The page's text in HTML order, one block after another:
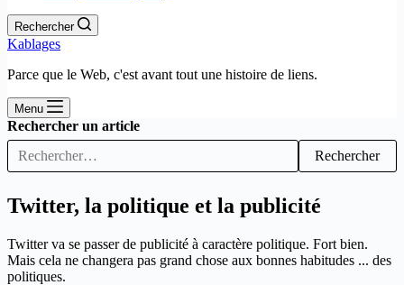
Rechercher
Kablages
Parce que le Web, c'est avant tout une histoire de liens.
Menu
Rechercher un article
Rechercher
Twitter, la politique et la publicité
Twitter va se passer de publicité à caractère politique. Fort bien.
Mais cela ne changera pas grand chose aux bonnes habitudes ... des
politiques.